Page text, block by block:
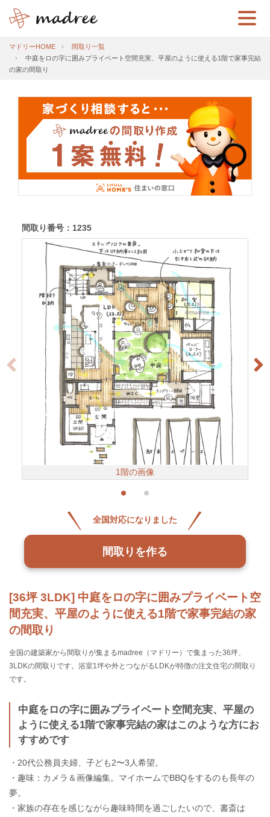
マドリーHOME
間取り一覧
中庭をロの字に囲みプライベート空間充実、平屋のように使える1階で家事完結
の家の間取り
[36坪 3LDK] 中庭をロの字に囲みプライベート空
間充実、平屋のように使える1階で家事完結の家
の間取り
全国の建築家から間取りが集まるmadree（マドリー）で集まった36坪、
3LDKの間取りです。浴室1坪や外とつながるLDKが特徴の注文住宅の間取り
です。
中庭をロの字に囲みプライベート空間充実、平屋の
ように使える1階で家事完結の家はこのような方にお
すすめです
・20代公務員夫婦、子ども2〜3人希望。
・趣味：カメラ＆画像編集。マイホームでBBQをするのも長年の
夢。
・家族の存在を感じながら趣味時間を過ごしたいので、書斎は
間取り番号：1235
1階の画像
全国対応になりました
間取りを作る